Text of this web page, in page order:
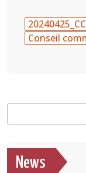
20240425_CC
Conseil
News